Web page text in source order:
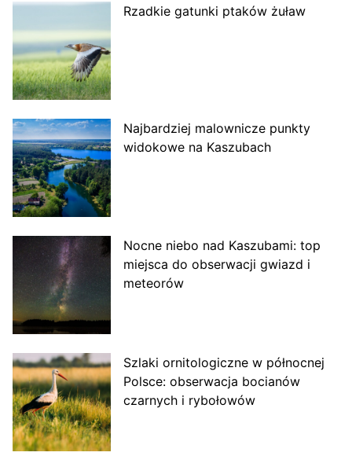
Rzadkie gatunki ptaków żuław
Najbardziej malownicze punkty
widokowe na Kaszubach
Nocne niebo nad Kaszubami: top
miejsca do obserwacji gwiazd i
meteorów
Szlaki ornitologiczne w północnej
Polsce: obserwacja bocianów
czarnych i rybołowów